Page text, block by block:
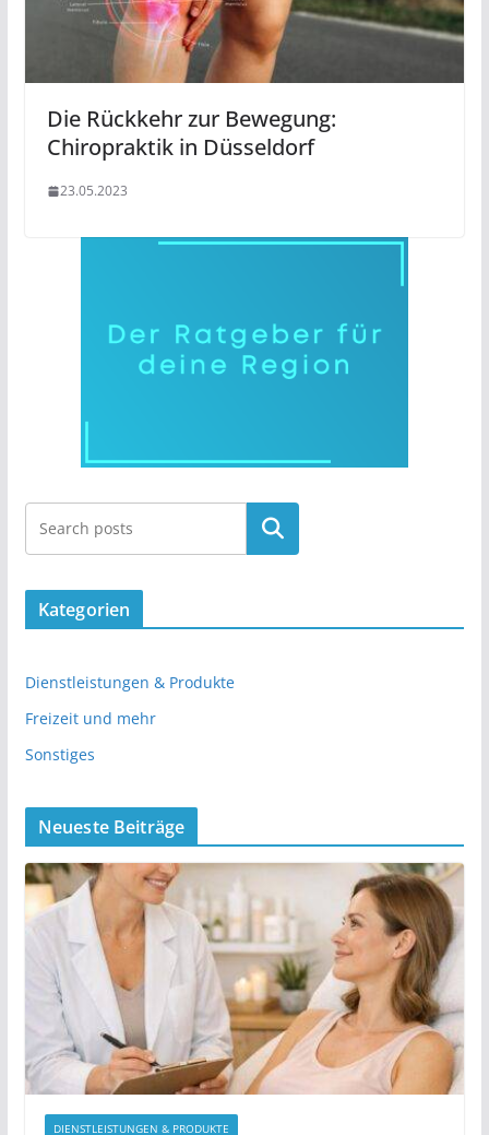
Die Rückkehr zur Bewegung:
Chiropraktik in Düsseldorf
23.05.2023
Kategorien
Dienstleistungen & Produkte
Freizeit und mehr
Sonstiges
Neueste Beiträge
DIENSTLEISTUNGEN & PRODUKTE